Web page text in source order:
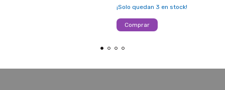
¡Solo quedan 3 en stock!